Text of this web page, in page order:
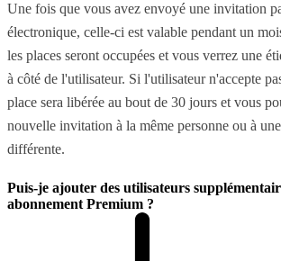
Une fois que vous avez envoyé une invitation
électronique, celle-ci est valable pendant un
les places seront occupées et vous verrez une
à côté de l'utilisateur. Si l'utilisateur n'accepte
place sera libérée au bout de 30 jours et vous
nouvelle invitation à la même personne ou à
différente.
Puis-je ajouter des utilisateurs
abonnement Premium ?